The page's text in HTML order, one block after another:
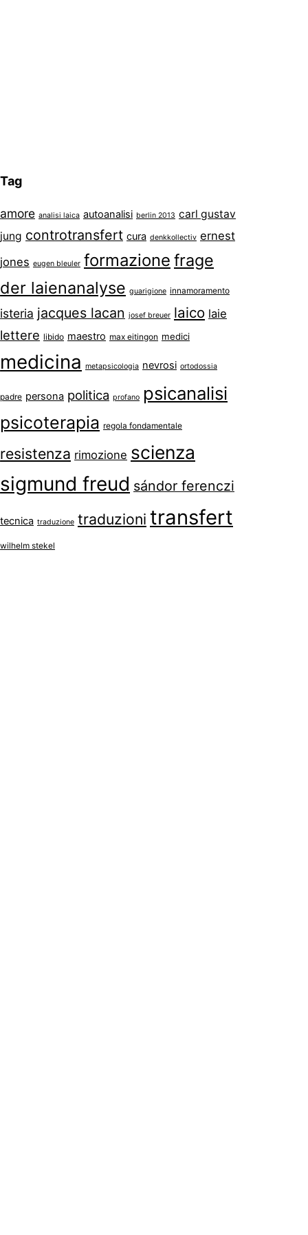
Tag
amore analisi laica autoanalisi berlin 2013 carl gustav
jung controtransfert cura denkkollectiv ernest
jones eugen bleuler formazione frage
der laienanalyse guarigione innamoramento
isteria jacques lacan josef breuer laico laie
lettere libido maestro max eitingon medici
medicina metapsicologia nevrosi ortodossia
padre persona politica profano psicanalisi
psicoterapia regola fondamentale
resistenza rimozione scienza
sigmund freud sándor ferenczi
tecnica traduzione traduzioni transfert
wilhelm stekel